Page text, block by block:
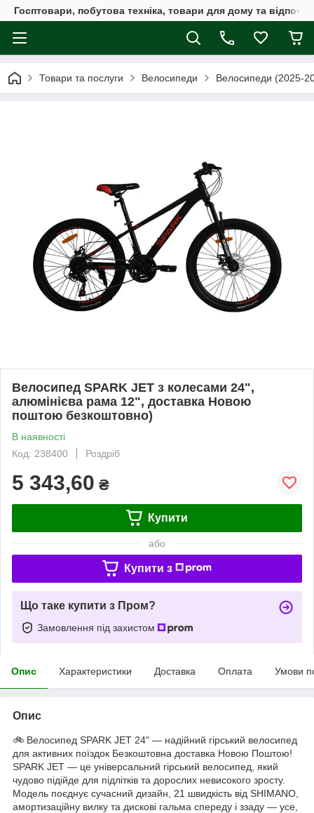
Госптовари, побутова техніка, товари для дому та
Товари та послуги Велосипеди Велосипеди (2025-
Велосипед SPARK JET з колесами 24",
алюмінієва рама 12", доставка Новою
поштою безкоштовно)
В наявності
Код: 238400
Роздріб
5 343,60 ₴
Купити
або
Купити з
Що таке купити з Пром?
Замовлення під захистом
Опис Характеристики Доставка Оплата Умови
Опис
🚲 Велосипед SPARK JET 24" — надійний гірський велосипед
для активних поїздок Безкоштовна доставка Новою Поштою!
SPARK JET — це універсальний гірський велосипед, який
чудово підійде для підлітків та дорослих невисокого зросту.
Модель поєднує сучасний дизайн, 21 швидкість від SHIMANO,
амортизаційну вилку та дискові гальма спереду і ззаду — усе,